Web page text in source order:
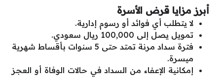
أبرز مزايا قرض الأسرة
لا يتطلب أي فوائد أو رسوم إدارية.
تمويل يصل إلى 100,000 ريال سعودي.
فترة سداد مرنة تمتد حتى 5 سنوات بأقساط شهرية
ميسرة.
إمكانية الإعفاء من السداد في حالات الوفاة أو العجز